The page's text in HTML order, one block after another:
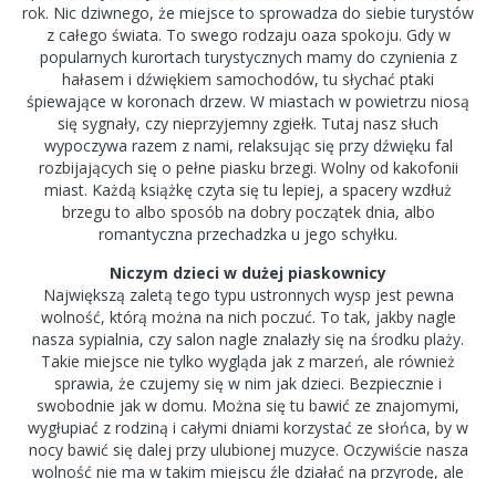
rok. Nic dziwnego, że miejsce to sprowadza do siebie turystów
z całego świata. To swego rodzaju oaza spokoju. Gdy w
popularnych kurortach turystycznych mamy do czynienia z
hałasem i dźwiękiem samochodów, tu słychać ptaki
śpiewające w koronach drzew. W miastach w powietrzu niosą
się sygnały, czy nieprzyjemny zgiełk. Tutaj nasz słuch
wypoczywa razem z nami, relaksując się przy dźwięku fal
rozbijających się o pełne piasku brzegi. Wolny od kakofonii
miast. Każdą książkę czyta się tu lepiej, a spacery wzdłuż
brzegu to albo sposób na dobry początek dnia, albo
romantyczna przechadzka u jego schyłku.
Niczym dzieci w dużej piaskownicy
Największą zaletą tego typu ustronnych wysp jest pewna
wolność, którą można na nich poczuć. To tak, jakby nagle
nasza sypialnia, czy salon nagle znalazły się na środku plaży.
Takie miejsce nie tylko wygląda jak z marzeń, ale również
sprawia, że czujemy się w nim jak dzieci. Bezpiecznie i
swobodnie jak w domu. Można się tu bawić ze znajomymi,
wygłupiać z rodziną i całymi dniami korzystać ze słońca, by w
nocy bawić się dalej przy ulubionej muzyce. Oczywiście nasza
wolność nie ma w takim miejscu źle działać na przyrodę, ale